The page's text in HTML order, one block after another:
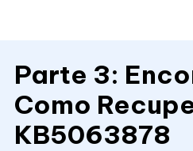
Parte 3:
Como
KB5063878